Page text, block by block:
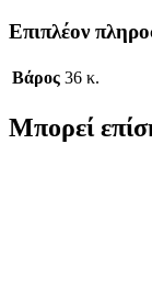
Επιπλέον
Βάρος 36 κ.
Μπορεί